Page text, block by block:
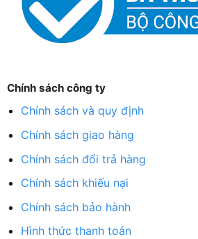
Chính sách công ty
Chính sách và quy định
Chính sách giao hàng
Chính sách đổi trả hàng
Chính sách khiếu nại
Chính sách bảo hành
Hình thức thanh toán